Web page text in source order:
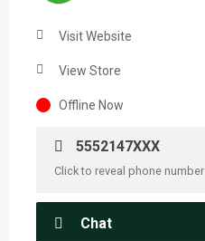
Visit Website
View Store
Offline Now
5552147XXX
Click to reveal phone number
Chat